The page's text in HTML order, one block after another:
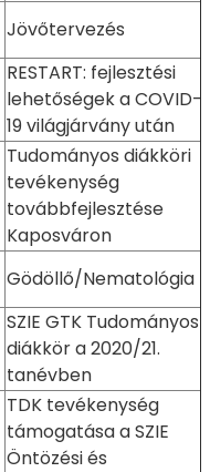
Jövőtervezés
RESTART: fejlesztési
lehetőségek a COVID-
19 világjárvány után
Tudományos diákköri
tevékenység
továbbfejlesztése
Kaposváron
Gödöllő/Nematológia
SZIE GTK Tudományos
diákkör a 2020/21.
tanévben
TDK tevékenység
támogatása a SZIE
Öntözési és